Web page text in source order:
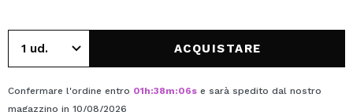
ACQUISTARE
Confermare l'ordine entro 01h:38m:05s e sarà spedito dal nostro
magazzino in 10/08/2026